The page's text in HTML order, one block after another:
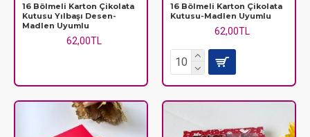
16 Bölmeli Karton Çikolata
Kutusu Yılbaşı Desen-
Madlen Uyumlu
62,00TL
16 Bölmeli Karton Çikolata
Kutusu-Madlen Uyumlu
62,00TL